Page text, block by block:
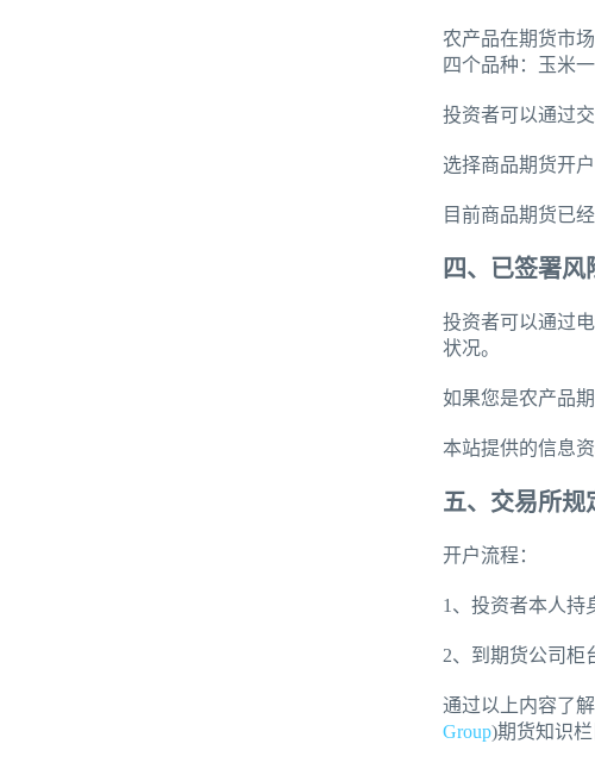
农产品在期货市
四个品种：玉米
投资者可以通过
选择商品期货开
目前商品期货已
四、已签署风
投资者可以通过
状况。
如果您是农产品
本站提供的信息
五、交易所规
开户流程：
1、投资者本人持
2、到期货公司柜
通过以上内容了
Group)期货知识